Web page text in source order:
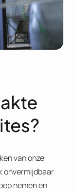
van onze
onvermijdbaar
nemen en